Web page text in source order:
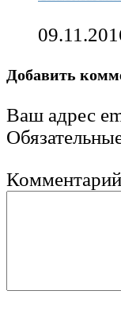
Добавить
Ваш адрес
Комментарий